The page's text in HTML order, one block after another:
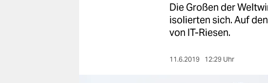
Die Großen der
isolierten sich. Auf
von IT-Riesen.
11.6.2019 12:29 Uhr